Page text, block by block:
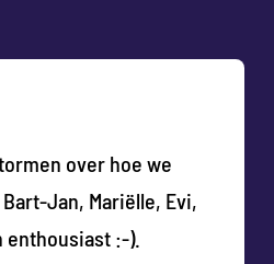
over hoe we
Jan, Mariëlle, Evi,
enthousiast :-).